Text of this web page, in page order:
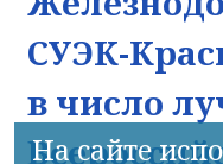
СУЭК-
в число
На сайте